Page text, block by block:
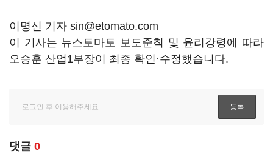
이명신 기자 sin@etomato.com
이 기사는 뉴스토마토 보도준칙 및 윤리강령에 따라
오승훈 산업1부장이 최종 확인·수정했습니다.
댓글 0